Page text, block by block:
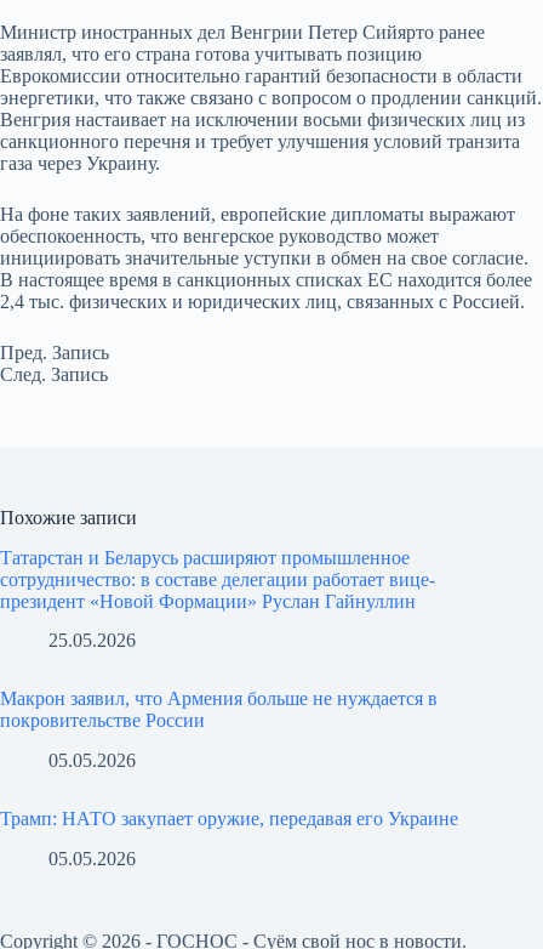
Министр иностранных дел Венгрии Петер Сийярто ранее
заявлял, что его страна готова учитывать позицию
Еврокомиссии относительно гарантий безопасности в области
энергетики, что также связано с вопросом о продлении санкций.
Венгрия настаивает на исключении восьми физических лиц из
санкционного перечня и требует улучшения условий транзита
газа через Украину.
На фоне таких заявлений, европейские дипломаты выражают
обеспокоенность, что венгерское руководство может
инициировать значительные уступки в обмен на свое согласие.
В настоящее время в санкционных списках ЕС находится более
2,4 тыс. физических и юридических лиц, связанных с Россией.
Пред. Запись
След. Запись
Похожие записи
Татарстан и Беларусь расширяют промышленное
сотрудничество: в составе делегации работает вице-
президент «Новой Формации» Руслан Гайнуллин
25.05.2026
Макрон заявил, что Армения больше не нуждается в
покровительстве России
05.05.2026
Трамп: НАТО закупает оружие, передавая его Украине
05.05.2026
Copyright © 2026 - ГОСНОС - Суём свой нос в новости.